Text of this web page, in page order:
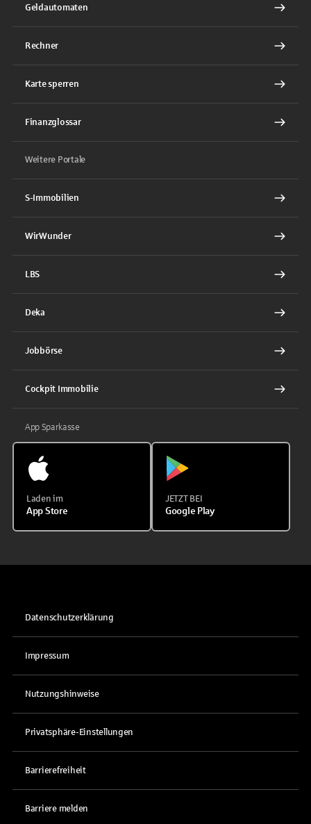
Geldautomaten
Rechner
Karte sperren
Finanzglossar
Weitere Portale
S-Immobilien
WirWunder
LBS
Deka
Jobbörse
Cockpit Immobilie
App Sparkasse
Laden im
App Store
JETZT BEI
Google Play
Datenschutzerklärung
Impressum
Nutzungshinweise
Privatsphäre-Einstellungen
Barrierefreiheit
Barriere melden